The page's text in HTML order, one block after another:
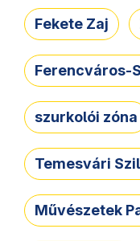
Fekete Zaj
Ferencváros-
szurkolói zóna
Temesvári
Művészetek